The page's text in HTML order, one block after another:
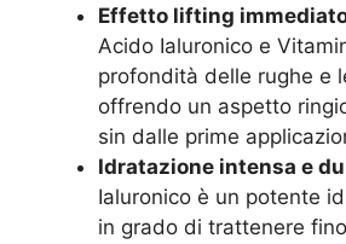
Effetto lifting
Acido Ialuronico e
profondità delle rughe e
offrendo un aspetto
sin dalle prime
Idratazione intensa e
Ialuronico è un potente
in grado di trattenere